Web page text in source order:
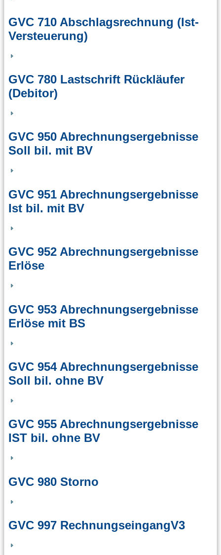
GVC 710 Abschlagsrechnung (Ist-
Versteuerung)
GVC 780 Lastschrift Rückläufer
(Debitor)
GVC 950 Abrechnungsergebnisse
Soll bil. mit BV
GVC 951 Abrechnungsergebnisse
Ist bil. mit BV
GVC 952 Abrechnungsergebnisse
Erlöse
GVC 953 Abrechnungsergebnisse
Erlöse mit BS
GVC 954 Abrechnungsergebnisse
Soll bil. ohne BV
GVC 955 Abrechnungsergebnisse
IST bil. ohne BV
GVC 980 Storno
GVC 997 RechnungseingangV3